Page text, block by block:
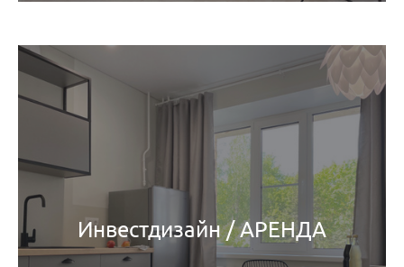
Инвестдизайн / АРЕНДА